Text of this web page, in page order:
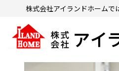
株式会社アイランドホーム